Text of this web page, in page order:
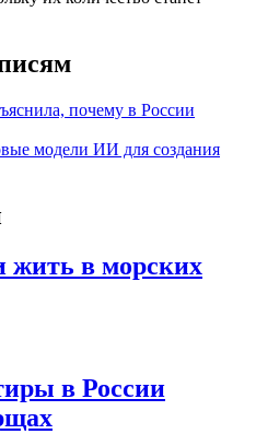
почему в России
модели ИИ для создания
жить в морских
в России